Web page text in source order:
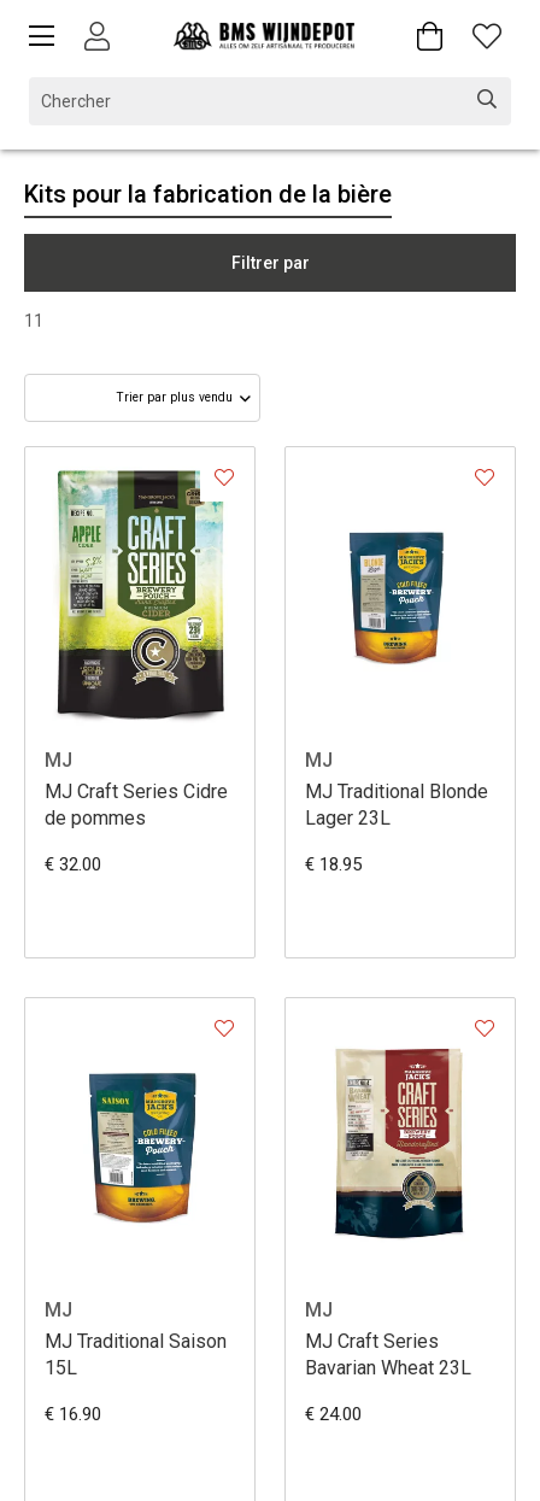
Kits pour la fabrication de la bière
Filtrer par
11
MJ
MJ Craft Series Cidre
de pommes
€ 32.00
MJ
MJ Traditional Blonde
Lager 23L
€ 18.95
MJ
MJ Traditional Saison
15L
€ 16.90
MJ
MJ Craft Series
Bavarian Wheat 23L
€ 24.00